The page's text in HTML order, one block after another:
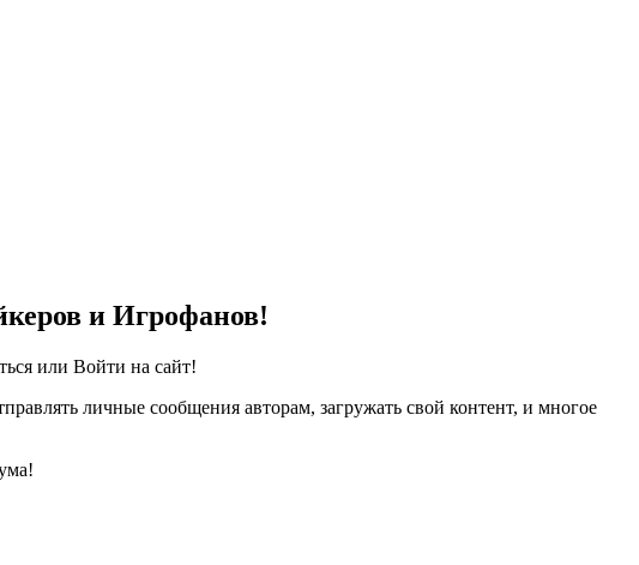
и Игрофанов!
или Войти на сайт!
личные сообщения авторам, загружать свой контент, и многое